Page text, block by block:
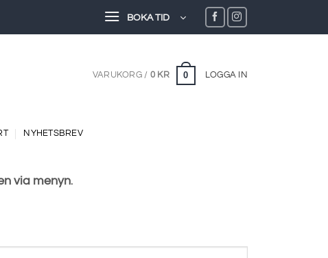
BOKA TID
VARUKORG / 0 KR 0 LOGGA IN
NYHETSBREV
via menyn.